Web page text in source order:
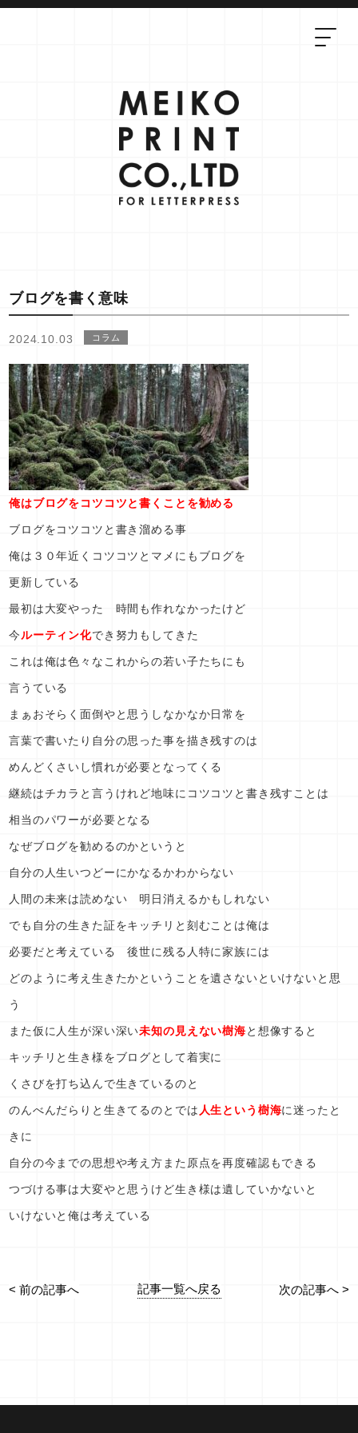
ブログを書く意味
2024.10.03 コラム
俺はブログをコツコツと書くことを勧める
ブログをコツコツと書き溜める事
俺は３０年近くコツコツとマメにもブログを
更新している
最初は大変やった 時間も作れなかったけど
今ルーティン化でき努力もしてきた
これは俺は色々なこれからの若い子たちにも
言うている
まぁおそらく面倒やと思うしなかなか日常を
言葉で書いたり自分の思った事を描き残すのは
めんどくさいし慣れが必要となってくる
継続はチカラと言うけれど地味にコツコツと書き残すことは
相当のパワーが必要となる
なぜブログを勧めるのかというと
自分の人生いつどーにかなるかわからない
人間の未来は読めない 明日消えるかもしれない
でも自分の生きた証をキッチリと刻むことは俺は
必要だと考えている 後世に残る人特に家族には
どのように考え生きたかということを遺さないといけないと思
う
また仮に人生が深い深い未知の見えない樹海と想像すると
キッチリと生き様をブログとして着実に
くさびを打ち込んで生きているのと
のんべんだらりと生きてるのとでは 人生という樹海に迷ったと
きに
自分の今までの思想や考え方また原点を再度確認もできる
つづける事は大変やと思うけど生き様は遺していかないと
いけないと俺は考えている
< 前の記事へ 記事一覧へ戻る 次の記事へ >